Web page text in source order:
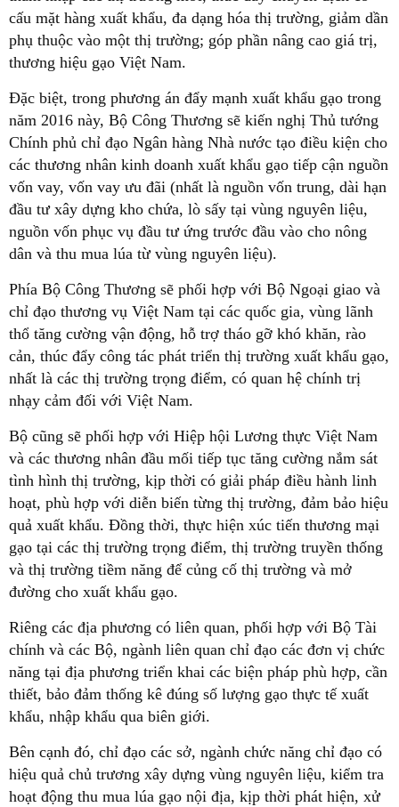
cấu mặt hàng xuất khẩu, đa dạng hóa thị trường, giảm dần
phụ thuộc vào một thị trường; góp phần nâng cao giá trị,
thương hiệu gạo Việt Nam.
Đặc biệt, trong phương án đẩy mạnh xuất khẩu gạo trong
năm 2016 này, Bộ Công Thương sẽ kiến nghị Thủ tướng
Chính phủ chỉ đạo Ngân hàng Nhà nước tạo điều kiện cho
các thương nhân kinh doanh xuất khẩu gạo tiếp cận nguồn
vốn vay, vốn vay ưu đãi (nhất là nguồn vốn trung, dài hạn
đầu tư xây dựng kho chứa, lò sấy tại vùng nguyên liệu,
nguồn vốn phục vụ đầu tư ứng trước đầu vào cho nông
dân và thu mua lúa từ vùng nguyên liệu).
Phía Bộ Công Thương sẽ phối hợp với Bộ Ngoại giao và
chỉ đạo thương vụ Việt Nam tại các quốc gia, vùng lãnh
thổ tăng cường vận động, hỗ trợ tháo gỡ khó khăn, rào
cản, thúc đẩy công tác phát triển thị trường xuất khẩu gạo,
nhất là các thị trường trọng điểm, có quan hệ chính trị
nhạy cảm đối với Việt Nam.
Bộ cũng sẽ phối hợp với Hiệp hội Lương thực Việt Nam
và các thương nhân đầu mối tiếp tục tăng cường nắm sát
tình hình thị trường, kịp thời có giải pháp điều hành linh
hoạt, phù hợp với diễn biến từng thị trường, đảm bảo hiệu
quả xuất khẩu. Đồng thời, thực hiện xúc tiến thương mại
gạo tại các thị trường trọng điểm, thị trường truyền thống
và thị trường tiềm năng để củng cố thị trường và mở
đường cho xuất khẩu gạo.
Riêng các địa phương có liên quan, phối hợp với Bộ Tài
chính và các Bộ, ngành liên quan chỉ đạo các đơn vị chức
năng tại địa phương triển khai các biện pháp phù hợp, cần
thiết, bảo đảm thống kê đúng số lượng gạo thực tế xuất
khẩu, nhập khẩu qua biên giới.
Bên cạnh đó, chỉ đạo các sở, ngành chức năng chỉ đạo có
hiệu quả chủ trương xây dựng vùng nguyên liệu, kiểm tra
hoạt động thu mua lúa gạo nội địa, kịp thời phát hiện, xử